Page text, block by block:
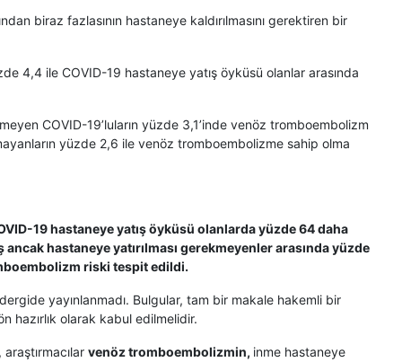
biraz fazlasının hastaneye kaldırılmasını gerektiren bir
4,4 ile COVID-19 hastaneye yatış öyküsü olanlar arasında
COVID-19’luların yüzde 3,1’inde venöz tromboembolizm
yüzde 2,6 ile venöz tromboembolizme sahip olma
19 hastaneye yatış öyküsü olanlarda yüzde 64 daha
hastaneye yatırılması gerekmeyenler arasında yüzde
riski tespit edildi.
yayınlanmadı. Bulgular, tam bir makale hakemli bir
hazırlık olarak kabul edilmelidir.
araştırmacılar venöz tromboembolizmin, inme hastaneye